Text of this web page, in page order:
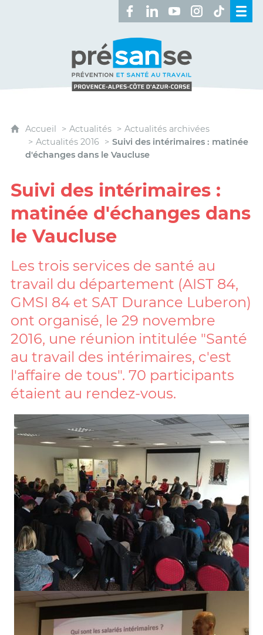
Retrouvez-nous sur Facebook
Retrouvez-nous sur
Retrouvez-nous sur
Retrouvez-
Accueil Actualités
Actualités archivées
Actualités 2016
Suivi des intérimaires : matinée
d'échanges dans le Vaucluse
Suivi des intérimaires :
matinée d'échanges dans
le Vaucluse
Les trois services de santé au
travail du département (AIST 84,
GMSI 84 et SAT Durance Luberon)
ont organisé, le 29 novembre
2016, une réunion intitulée "Santé
au travail des intérimaires, c'est
l'affaire de tous". 70 participants
étaient au rendez-vous.